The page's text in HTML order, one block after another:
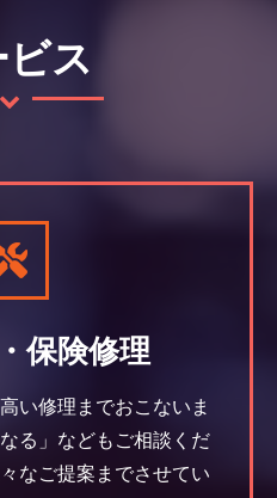
ス
保険修理
い修理までおこないま
る」などもご相談くだ
なご提案までさせてい